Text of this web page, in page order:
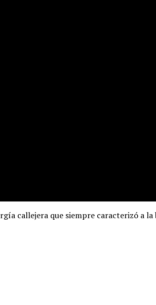
callejera que siempre caracterizó a la